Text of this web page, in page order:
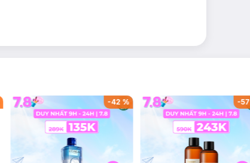
-42 % -57